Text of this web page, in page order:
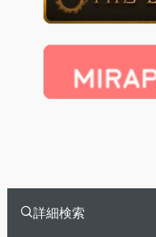
詳細検索